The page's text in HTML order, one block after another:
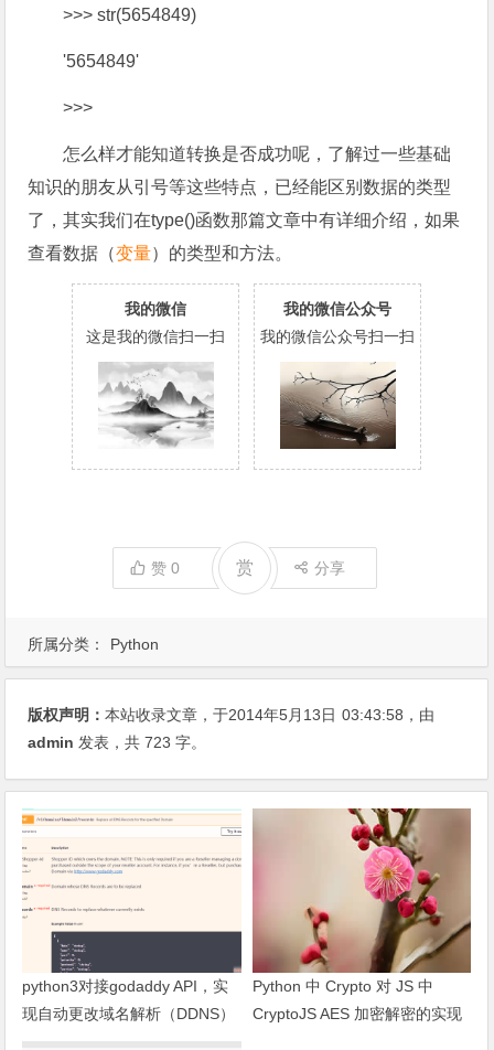
所属分类： Python
>>> str(5654849)
'5654849'
>>>
怎么样才能知道转换是否成功呢，了解过一些基础
知识的朋友从引号等这些特点，已经能区别数据的类型
了，其实我们在type()函数那篇文章中有详细介绍，如果
查看数据（变量）的类型和方法。
我的微信
这是我的微信扫一扫
我的微信公众号
我的微信公众号扫一扫
赞0 赏 分享
版权声明：本站收录文章，于2014年5月13日 03:43:58 ，由
admin 发表，共 723 字。
python3对接godaddy API，实
现自动更改域名解析（DDNS）
Python 中 Crypto 对 JS 中
CryptoJS AES 加密解密的实现